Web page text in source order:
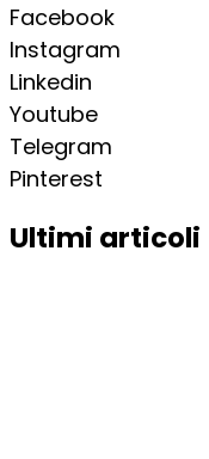
Facebook
Instagram
Linkedin
Youtube
Telegram
Pinterest
Ultimi articoli